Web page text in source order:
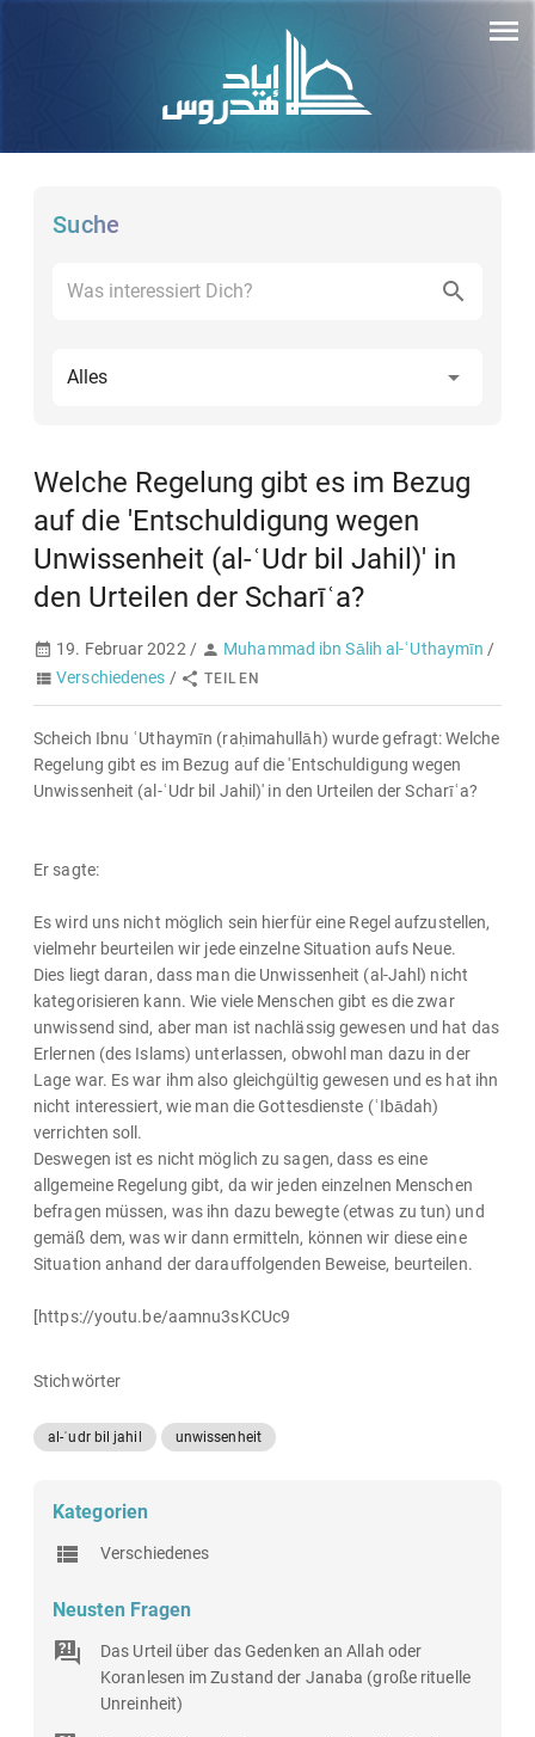
Suche
Alles
Welche Regelung gibt es im Bezug
auf die 'Entschuldigung wegen
Unwissenheit (al-ʿUdr bil Jahil)' in
den Urteilen der Scharīʿa?
19. Februar 2022 / Muhammad ibn Sālih al-ʿUthaymīn /
Verschiedenes / TEILEN
Scheich Ibnu ʿUthaymīn (raḥimahullāh) wurde gefragt: Welche
Regelung gibt es im Bezug auf die 'Entschuldigung wegen
Unwissenheit (al-ʿUdr bil Jahil)' in den Urteilen der Scharīʿa?
Er sagte:
Es wird uns nicht möglich sein hierfür eine Regel aufzustellen,
vielmehr beurteilen wir jede einzelne Situation aufs Neue.
Dies liegt daran, dass man die Unwissenheit (al-Jahl) nicht
kategorisieren kann. Wie viele Menschen gibt es die zwar
unwissend sind, aber man ist nachlässig gewesen und hat das
Erlernen (des Islams) unterlassen, obwohl man dazu in der
Lage war. Es war ihm also gleichgültig gewesen und es hat ihn
nicht interessiert, wie man die Gottesdienste (ʿIbādah)
verrichten soll.
Deswegen ist es nicht möglich zu sagen, dass es eine
allgemeine Regelung gibt, da wir jeden einzelnen Menschen
befragen müssen, was ihn dazu bewegte (etwas zu tun) und
gemäß dem, was wir dann ermitteln, können wir diese eine
Situation anhand der darauffolgenden Beweise, beurteilen.
[https://youtu.be/aamnu3sKCUc9
Stichwörter
al-ʿudr bil jahil unwissenheit
Kategorien
Verschiedenes
Neusten Fragen
Das Urteil über das Gedenken an Allah oder
Koranlesen im Zustand der Janaba (große rituelle
Unreinheit)